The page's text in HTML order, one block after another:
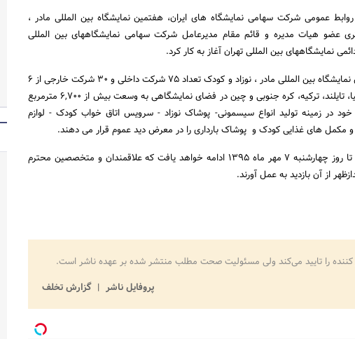
عمومی شرکت سهامی نمایشگاه های ایران، هفتمین نمایشگاه بین المللی مادر ،
عضو هیات مدیره و قائم مقام مدیرعامل شرکت سهامی نمایشگاههای بین المللی
نمایشگاههای بین المللی تهران آغاز به کار کرد.
این گزارش حاکی است در هفتمین نمایشگاه بین المللی مادر ، نوزاد و کودک تعداد 75 شرکت داخلی و 30 شرکت خارجی از 6
کشور جهان شامل : اسپانیا، ایتالیا، تایلند، ترکیه، کره جنوبی و چین در فضای نمایشگاهی به وسعت بیش از 6,700 مترمربع
در زمینه تولید انواع سیسمونی- پوشاک نوزاد - سرویس اتاق خواب کودک - لوازم
مکمل های غذایی کودک و پوشاک بارداری را در معرض دید عموم قرار می دهند.
قابل ذکر است که این نمایشگاه تا روز چهارشنبه 7 مهر ماه 1395 ادامه خواهد یافت که علاقمندان و متخصصین محترم
را تایید می‌کند ولی مسئولیت صحت مطلب منتشر شده بر عهده ناشر است.
پروفایل ناشر
گزارش تخلف